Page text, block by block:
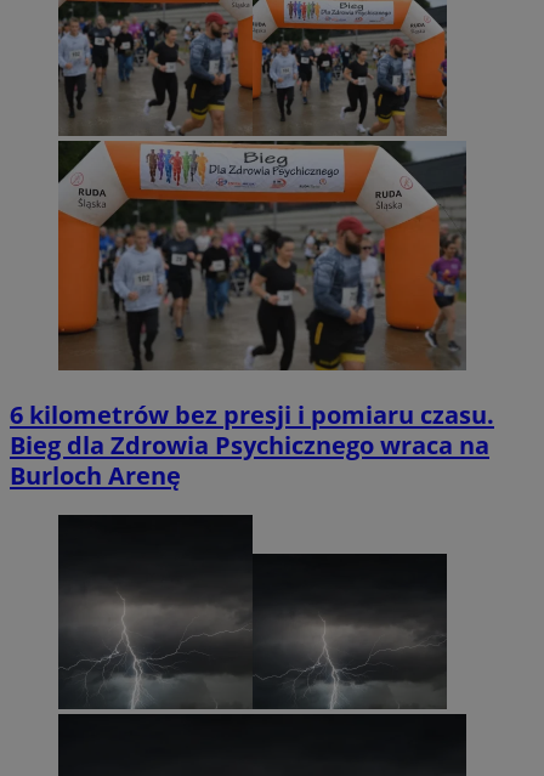
6 kilometrów bez presji i pomiaru czasu.
Bieg dla Zdrowia Psychicznego wraca na
Burloch Arenę